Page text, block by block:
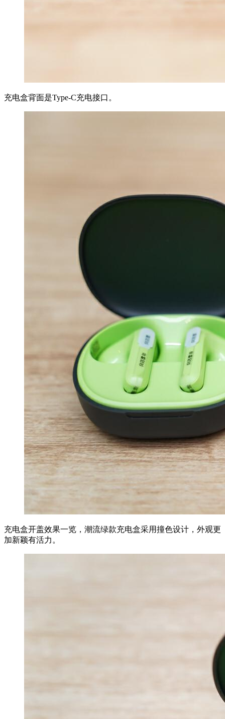
充电盒背面是Type-C充电接口。
充电盒开盖效果一览，潮流绿款充电盒采用撞色设计，外观更
加新颖有活力。